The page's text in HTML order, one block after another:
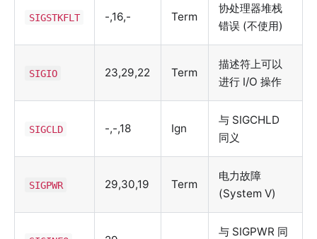
SIGSTKFLT -,16,- Term
协处理器堆栈
错误 (不使用)
SIGIO 23,29,22 Term
描述符上可以
进行 I/O 操作
SIGCLD -,-,18 Ign
与 SIGCHLD
同义
SIGPWR 29,30,19 Term
电力故障
(System V)
与 SIGPWR 同